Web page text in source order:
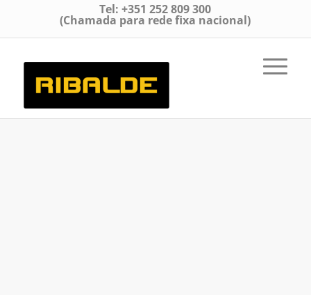
Tel: +351 252 809 300
(Chamada para rede fixa nacional)